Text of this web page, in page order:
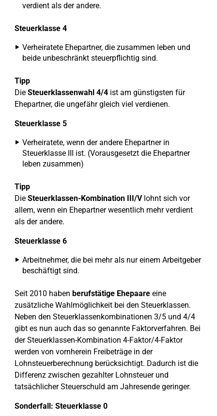
verdient als der andere.
Steuerklasse 4
Verheiratete Ehepartner, die zusammen leben und
beide unbeschränkt steuerpflichtig sind.
Tipp
Die Steuerklassenwahl 4/4 ist am günstigsten für
Ehepartner, die ungefähr gleich viel verdienen.
Steuerklasse 5
Verheiratete, wenn der andere Ehepartner in
Steuerklasse III ist. (Vorausgesetzt die Ehepartner
leben zusammen)
Tipp
Die Steuerklassen-Kombination III/Vlohnt sich vor
allem, wenn ein Ehepartner wesentlich mehr verdient
als der andere.
Steuerklasse 6
Arbeitnehmer, die bei mehr als nur einem Arbeitgeber
beschäftigt sind.
Seit 2010 haben berufstätige Ehepaare eine
zusätzliche Wahlmöglichkeit bei den Steuerklassen.
Neben den Steuerklassenkombinationen 3/5 und 4/4
gibt es nun auch das so genannte Faktorverfahren. Bei
der Steuerklassen-Kombination 4-Faktor/4-Faktor
werden von vornherein Freibeträge in der
Lohnsteuerberechnung berücksichtigt. Dadurch ist die
Differenz zwischen gezahlter Lohnsteuer und
tatsächlicher Steuerschuld am Jahresende geringer.
Sonderfall: Steuerklasse 0